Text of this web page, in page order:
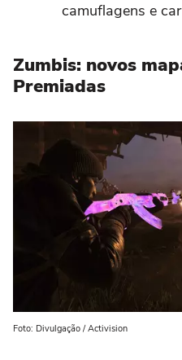
camuflagens e
Zumbis: novos
Premiadas
Foto: Divulgação / Activision